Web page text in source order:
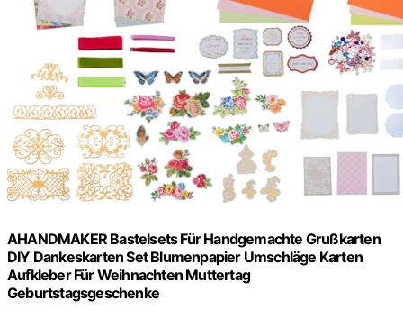
AHANDMAKER Bastelsets Für Handgemachte Grußkarten
DIY Dankeskarten Set Blumenpapier Umschläge Karten
Aufkleber Für Weihnachten Muttertag
Geburtstagsgeschenke